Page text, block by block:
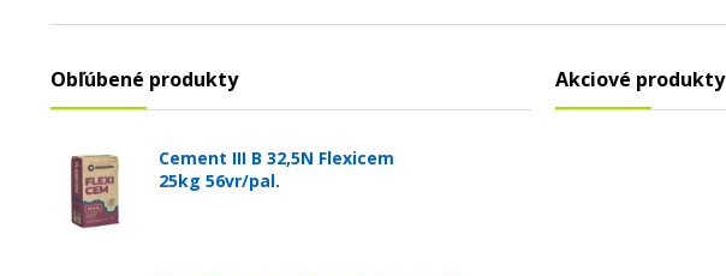
Obľúbené produkty
Cement III B 32,5N Flexicem
25kg 56vr/pal.
Akciové produkty